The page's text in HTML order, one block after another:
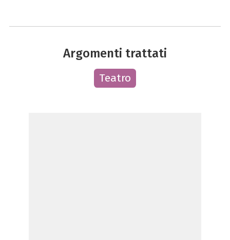
Argomenti trattati
Teatro